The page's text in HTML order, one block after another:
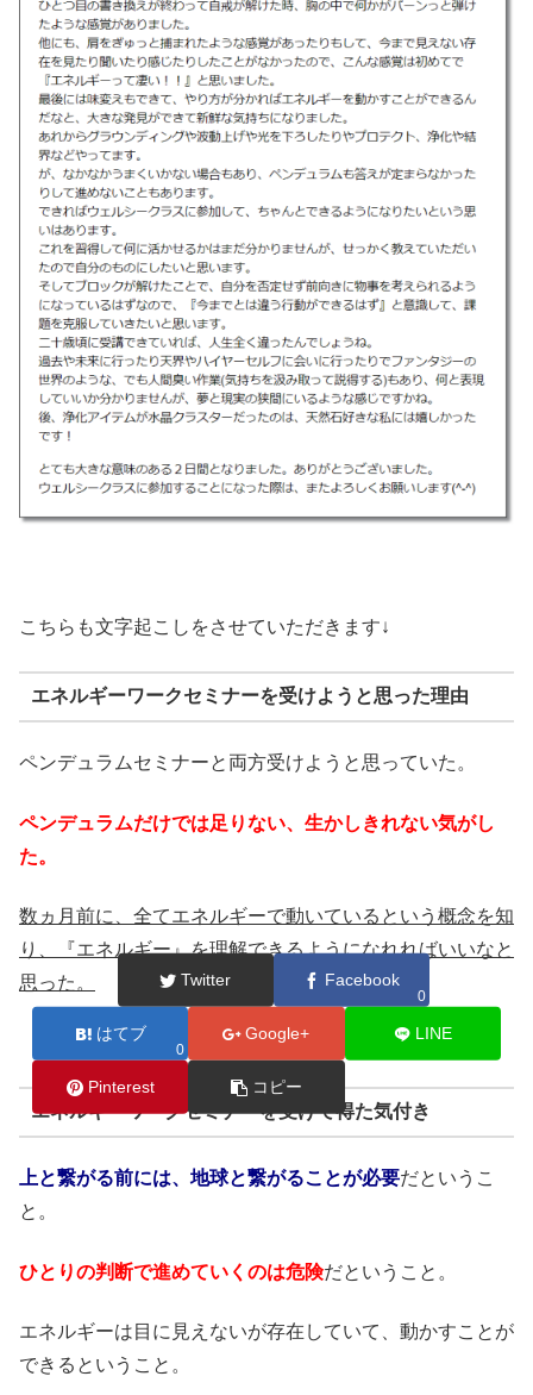
こちらも文字起こしをさせていただきます↓
エネルギーワークセミナーを受けようと思った理由
ペンデュラムセミナーと両方受けようと思っていた。
ペンデュラムだけでは足りない、生かしきれない気がし
た。
数ヵ月前に、全てエネルギーで動いているという概念を知
り、『エネルギー』を理解できるようになれればいいなと
思った。
エネルギーワークセミナーを受けて得た気付き
上と繋がる前には、地球と繋がることが必要だというこ
と。
ひとりの判断で進めていくのは危険だということ。
エネルギーは目に見えないが存在していて、動かすことが
できるということ。
Twitter Facebook
0
はてブ
0
Google+ LINE
Pinterest コピー